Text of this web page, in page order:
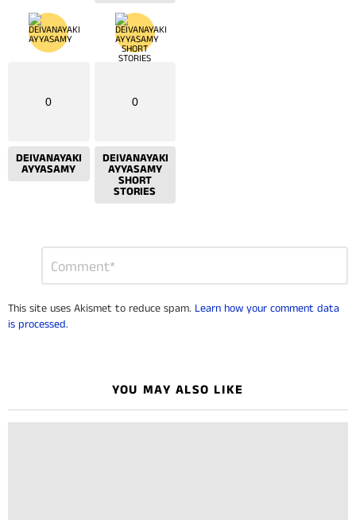
0
DEIVANAYAKI
AYYASAMY
0
DEIVANAYAKI
AYYASAMY
SHORT
STORIES
This site uses Akismet to reduce spam. Learn how your comment data
is processed.
YOU MAY ALSO LIKE